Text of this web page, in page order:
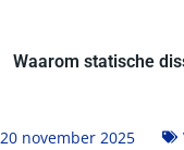
Waarom statische
20 november 2025